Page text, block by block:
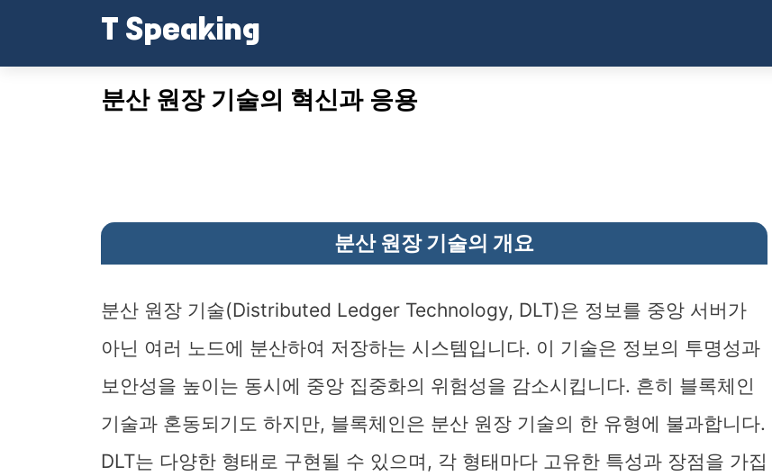
to
T Speaking
분산 원장 기술의 혁신과 응용
분산 원장 기술의 개요
분산 원장 기술(Distributed Ledger Technology, DLT)은 정보를 중앙 서버가
아닌 여러 노드에 분산하여 저장하는 시스템입니다. 이 기술은 정보의 투명성과
보안성을 높이는 동시에 중앙 집중화의 위험성을 감소시킵니다. 흔히 블록체인
기술과 혼동되기도 하지만, 블록체인은 분산 원장 기술의 한 유형에 불과합니다.
DLT는 다양한 형태로 구현될 수 있으며, 각 형태마다 고유한 특성과 장점을 가집